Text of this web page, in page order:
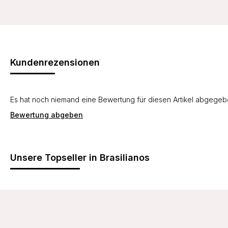
Kundenrezensionen
Es hat noch niemand eine Bewertung für diesen Artikel
Bewertung abgeben
Unsere Topseller in Brasilianos